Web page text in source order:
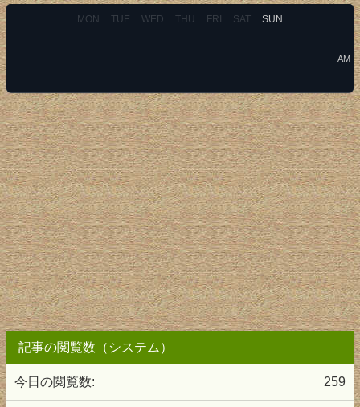
MON TUE WED THU FRI SAT SUN
AM
記事の閲覧数（システム）
259
今日の閲覧数: